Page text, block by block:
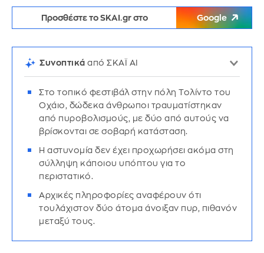
Προσθέστε το SKAI.gr στο Google
Συνοπτικά από ΣΚΑΪ AI
Στο τοπικό φεστιβάλ στην πόλη Τολίντο του
Οχάιο, δώδεκα άνθρωποι τραυματίστηκαν
από πυροβολισμούς, με δύο από αυτούς να
βρίσκονται σε σοβαρή κατάσταση.
Η αστυνομία δεν έχει προχωρήσει ακόμα στη
σύλληψη κάποιου υπόπτου για το
περιστατικό.
Αρχικές πληροφορίες αναφέρουν ότι
τουλάχιστον δύο άτομα άνοιξαν πυρ, πιθανόν
μεταξύ τους.